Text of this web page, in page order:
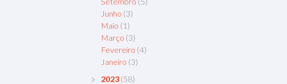
Junho (3)
Maio (1)
Março (3)
Fevereiro (4)
Janeiro (3)
2023 (58)